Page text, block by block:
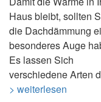
Haus bleibt, sollten
die Dachdämmung
besonderes Auge
Es lassen Sich
verschiedene Arten
> weiterlesen